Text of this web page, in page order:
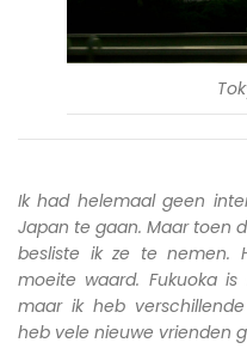
Ik had helemaal geen
Japan te gaan. Maar toen
besliste ik ze te nemen.
moeite waard. Fukuoka
maar ik heb
heb vele nieuwe vrienden